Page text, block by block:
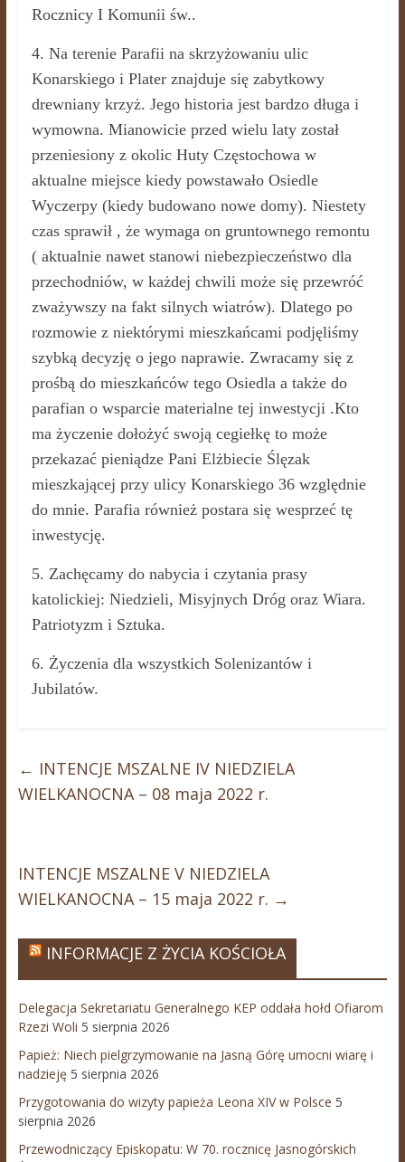
Rocznicy I Komunii św..
4. Na terenie Parafii na skrzyżowaniu ulic
Konarskiego i Plater znajduje się zabytkowy
drewniany krzyż. Jego historia jest bardzo długa i
wymowna. Mianowicie przed wielu laty został
przeniesiony z okolic Huty Częstochowa w
aktualne miejsce kiedy powstawało Osiedle
Wyczerpy (kiedy budowano nowe domy). Niestety
czas sprawił , że wymaga on gruntownego remontu
( aktualnie nawet stanowi niebezpieczeństwo dla
przechodniów, w każdej chwili może się przewróć
zważywszy na fakt silnych wiatrów). Dlatego po
rozmowie z niektórymi mieszkańcami podjęliśmy
szybką decyzję o jego naprawie. Zwracamy się z
prośbą do mieszkańców tego Osiedla a także do
parafian o wsparcie materialne tej inwestycji .Kto
ma życzenie dołożyć swoją cegiełkę to może
przekazać pieniądze Pani Elżbiecie Ślęzak
mieszkającej przy ulicy Konarskiego 36 względnie
do mnie. Parafia również postara się wesprzeć tę
inwestycję.
5. Zachęcamy do nabycia i czytania prasy
katolickiej: Niedzieli, Misyjnych Dróg oraz Wiara.
Patriotyzm i Sztuka.
6. Życzenia dla wszystkich Solenizantów i
Jubilatów.
← INTENCJE MSZALNE IV NIEDZIELA
WIELKANOCNA – 08 maja 2022 r.
INTENCJE MSZALNE V NIEDZIELA
WIELKANOCNA – 15 maja 2022 r. →
INFORMACJE Z ŻYCIA KOŚCIOŁA
Delegacja Sekretariatu Generalnego KEP oddała hołd Ofiarom
Rzezi Woli 5 sierpnia 2026
Papież: Niech pielgrzymowanie na Jasną Górę umocni wiarę i
nadzieję 5 sierpnia 2026
Przygotowania do wizyty papieża Leona XIV w Polsce 5
sierpnia 2026
Przewodniczący Episkopatu: W 70. rocznicę Jasnogórskich